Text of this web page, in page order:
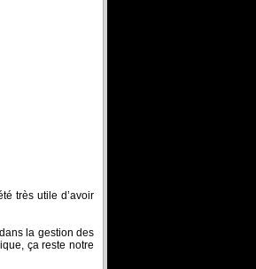
très utile d’avoir
la gestion des
ça reste notre